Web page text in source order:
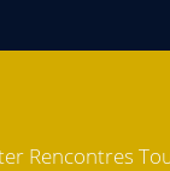
Rencontres